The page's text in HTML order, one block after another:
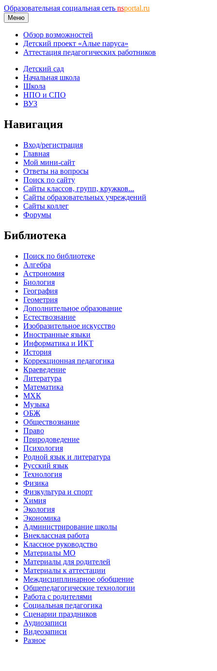
Образовательная социальная сеть nsportal.ru
Меню
Обзор возможностей
Детский проект «Алые паруса»
Аттестация педагогических работников
Детский сад
Начальная школа
Школа
НПО и СПО
ВУЗ
Навигация
Вход/регистрация
Главная
Мой мини-сайт
Ответы на вопросы
Поиск по сайту
Сайты классов, групп, кружков...
Сайты образовательных учреждений
Сайты коллег
Форумы
Библиотека
Поиск по библиотеке
Алгебра
Астрономия
Биология
География
Геометрия
Дополнительное образование
Естествознание
Изобразительное искусство
Иностранные языки
Информатика и ИКТ
История
Коррекционная педагогика
Краеведение
Литература
Математика
МХК
Музыка
ОБЖ
Обществознание
Право
Природоведение
Психология
Родной язык и литература
Русский язык
Технология
Физика
Физкультура и спорт
Химия
Экология
Экономика
Администрирование школы
Внеклассная работа
Классное руководство
Материалы МО
Материалы для родителей
Материалы к аттестации
Междисциплинарное обобщение
Общепедагогические технологии
Работа с родителями
Социальная педагогика
Сценарии праздников
Аудиозаписи
Видеозаписи
Разное